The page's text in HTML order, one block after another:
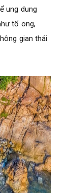
ung dung
tổ ong,
gian thái